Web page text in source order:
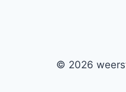
© 2026